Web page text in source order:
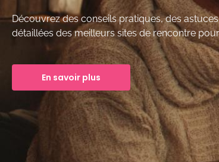
Découvrez des conseils pratiques, des
détaillées des meilleurs sites de rencontre
En savoir plus